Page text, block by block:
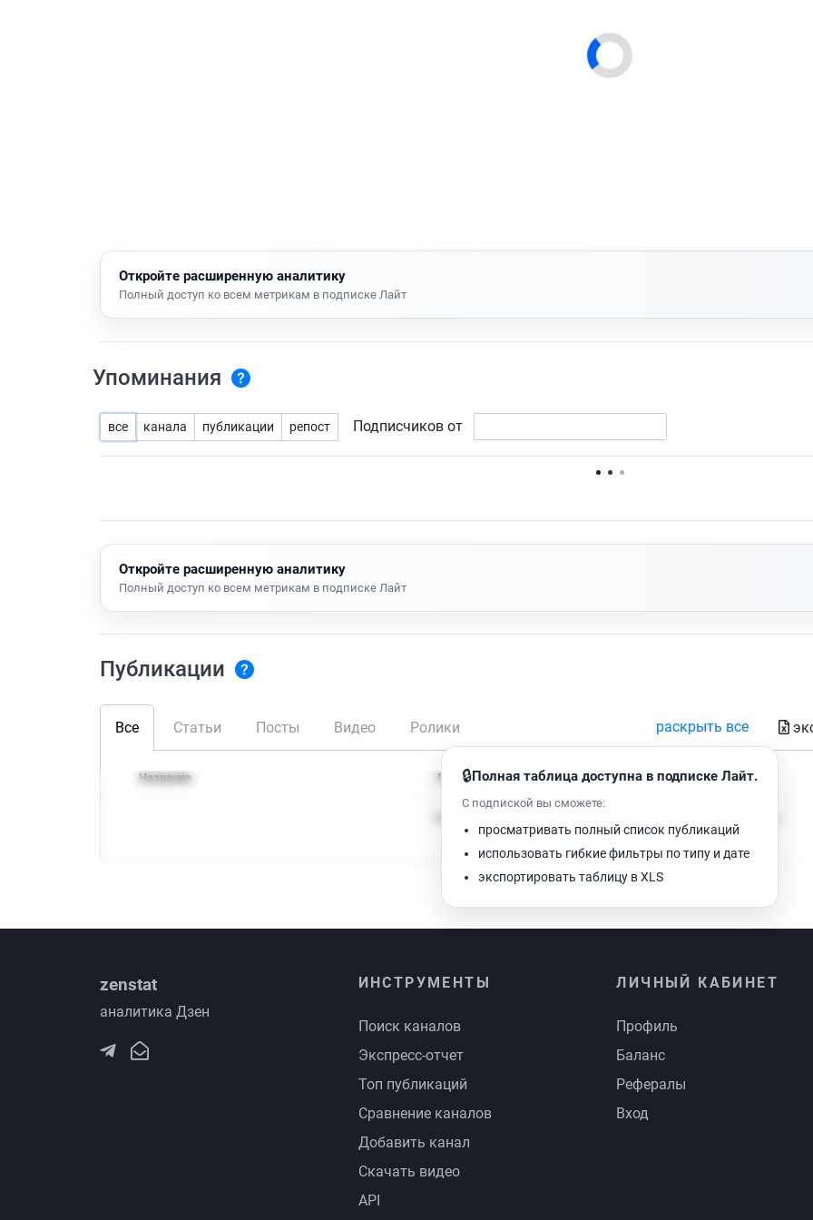
Откройте расширенную аналитику
Полный доступ ко всем метрикам в подписке Лайт
Упоминания
все канала публикации репост Подписчиков от
Нет доступных упоминаний.
Откройте расширенную аналитику
Полный доступ ко всем метрикам в подписке Лайт
Публикации
Все Статьи Посты Видео Ролики раскрыть все
Название Просмотров Время чтения
🔒Полная таблица доступна в подписке Лайт.
С подпиской вы сможете:
просматривать полный список публикаций
использовать гибкие фильтры по типу и дате
экспортировать таблицу в XLS
zenstat
аналитика Дзен
ИНСТРУМЕНТЫ
Поиск каналов
Экспресс-отчет
Топ публикаций
Сравнение каналов
Добавить канал
Скачать видео
API
ЛИЧНЫЙ КАБИНЕТ
Профиль
Баланс
Рефералы
Вход